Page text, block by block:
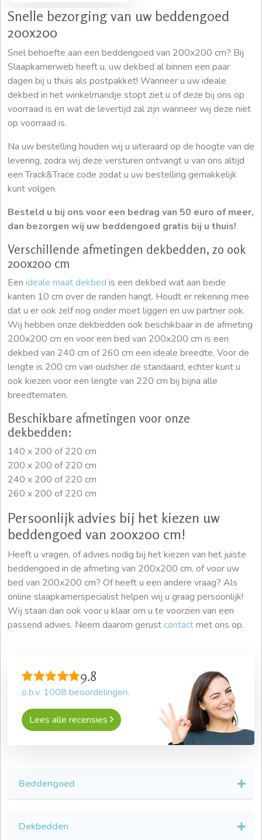
Snelle bezorging van uw beddengoed
200x200
Snel behoefte aan een beddengoed van 200x200 cm? Bij
Slaapkamerweb heeft u, uw dekbed al binnen een paar
dagen bij u thuis als postpakket! Wanneer u uw ideale
dekbed in het winkelmandje stopt ziet u of deze bij ons op
voorraad is en wat de levertijd zal zijn wanneer wij deze niet
op voorraad is.
Na uw bestelling houden wij u uiteraard op de hoogte van de
levering, zodra wij deze versturen ontvangt u van ons altijd
een Track&Trace code zodat u uw bestelling gemakkelijk
kunt volgen.
Besteld u bij ons voor een bedrag van 50 euro of meer,
dan bezorgen wij uw beddengoed gratis bij u thuis!
Verschillende afmetingen dekbedden, zo ook
200x200 cm
Een ideale maat dekbed is een dekbed wat aan beide
kanten 10 cm over de randen hangt. Houdt er rekening mee
dat u er ook zelf nog onder moet liggen en uw partner ook.
Wij hebben onze dekbedden ook beschikbaar in de afmeting
200x200 cm en voor een bed van 200x200 cm is een
dekbed van 240 cm of 260 cm een ideale breedte. Voor de
lengte is 200 cm van oudsher de standaard, echter kunt u
ook kiezen voor een lengte van 220 cm bij bijna alle
breedtematen.
Beschikbare afmetingen voor onze
dekbedden:
140 x 200 of 220 cm
200 x 200 of 220 cm
240 x 200 of 220 cm
260 x 200 of 220 cm
Persoonlijk advies bij het kiezen uw
beddengoed van 200x200 cm!
Heeft u vragen, of advies nodig bij het kiezen van het juiste
beddengoed in de afmeting van 200x200 cm, of voor uw
bed van 200x200 cm? Of heeft u een andere vraag? Als
online slaapkamerspecialist helpen wij u graag persoonlijk!
Wij staan dan ook voor u klaar om u te voorzien van een
passend advies. Neem daarom gerustcontactmet ons op.
9.8
o.b.v. 1008 beoordelingen.
Lees alle recensies
Beddengoed
Dekbedden